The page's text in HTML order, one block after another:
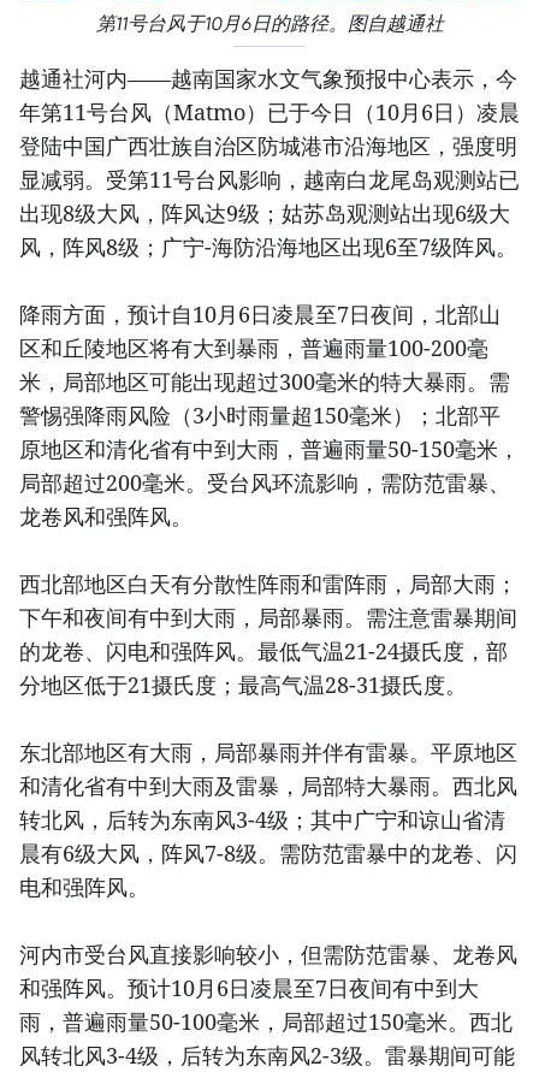
第11号台风于10月6日的路径。图自越通社
越通社河内——越南国家水文气象预报中心表示，今
年第11号台风（Matmo）已于今日（10月6日）凌晨
登陆中国广西壮族自治区防城港市沿海地区，强度明
显减弱。受第11号台风影响，越南白龙尾岛观测站已
出现8级大风，阵风达9级；姑苏岛观测站出现6级大
风，阵风8级；广宁-海防沿海地区出现6至7级阵风。
降雨方面，预计自10月6日凌晨至7日夜间，北部山
区和丘陵地区将有大到暴雨，普遍雨量100-200毫
米，局部地区可能出现超过300毫米的特大暴雨。需
警惕强降雨风险（3小时雨量超150毫米）；北部平
原地区和清化省有中到大雨，普遍雨量50-150毫米，
局部超过200毫米。受台风环流影响，需防范雷暴、
龙卷风和强阵风。
西北部地区白天有分散性阵雨和雷阵雨，局部大雨；
下午和夜间有中到大雨，局部暴雨。需注意雷暴期间
的龙卷、闪电和强阵风。最低气温21-24摄氏度，部
分地区低于21摄氏度；最高气温28-31摄氏度。
东北部地区有大雨，局部暴雨并伴有雷暴。平原地区
和清化省有中到大雨及雷暴，局部特大暴雨。西北风
转北风，后转为东南风3-4级；其中广宁和谅山省清
晨有6级大风，阵风7-8级。需防范雷暴中的龙卷、闪
电和强阵风。
河内市受台风直接影响较小，但需防范雷暴、龙卷风
和强阵风。预计10月6日凌晨至7日夜间有中到大
雨，普遍雨量50-100毫米，局部超过150毫米。西北
风转北风3-4级，后转为东南风2-3级。雷暴期间可能